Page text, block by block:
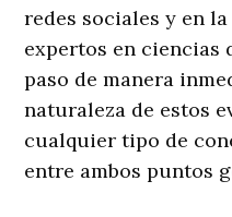
redes sociales y en
expertos en ciencias
paso de manera
naturaleza de estos
cualquier tipo de
entre ambos puntos